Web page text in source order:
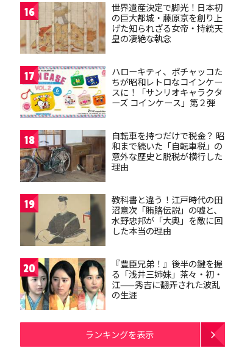
16
世界遺産決定で脚光！日本初
の巨大都城・藤原京を創り上
げた知られざる女帝・持統天
皇の凄絶な執念
17
ハローキティ、ポチャッコた
ちが昭和レトロなコインケー
スに！「サンリオキャラクタ
ーズ コインケース」第２弾
18
自転車を持つだけで税金？ 昭
和まで続いた「自転車税」の
意外な歴史と脱税が横行した
理由
19
教科書と違う！江戸時代の田
沼意次「賄賂伝説」の嘘と、
水野忠邦が「大奥」を敵に回
した本当の理由
20
『豊臣兄弟！』後半の鍵を握
る「浅井三姉妹」茶々・初・
江——秀吉に翻弄された波乱
の生涯
ランキングを表示